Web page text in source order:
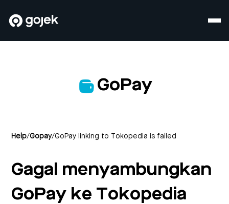
GoPay
Help/Gopay/GoPay linking to Tokopedia is failed
Gagal menyambungkan
GoPay ke Tokopedia